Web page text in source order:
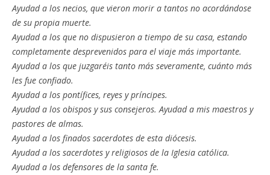
Ayudad a los necios, que vieron morir a tantos no acordándose
de su propia muerte.
Ayudad a los que no dispusieron a tiempo de su casa, estando
completamente desprevenidos para el viaje más importante.
Ayudad a los que juzgaréis tanto más severamente, cuánto más
les fue confiado.
Ayudad a los pontífices, reyes y príncipes.
Ayudad a los obispos y sus consejeros. Ayudad a mis maestros y
pastores de almas.
Ayudad a los finados sacerdotes de esta diócesis.
Ayudad a los sacerdotes y religiosos de la Iglesia católica.
Ayudad a los defensores de la santa fe.